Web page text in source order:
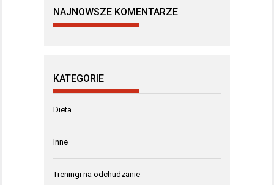
NAJNOWSZE KOMENTARZE
KATEGORIE
Dieta
Inne
Treningi na odchudzanie